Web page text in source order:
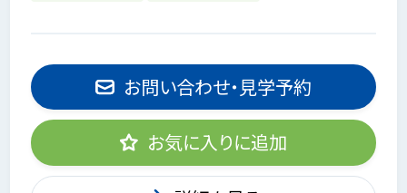
お問い合わせ・見学予約
お気に入りに追加